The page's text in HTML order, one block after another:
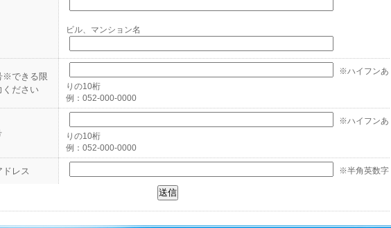
ビル、マンション名
※できる限
ください
※ハイフンあ
りの10桁
例：052-000-0000
※ハイフンあ
りの10桁
例：052-000-0000
ドレス ※半角英数字